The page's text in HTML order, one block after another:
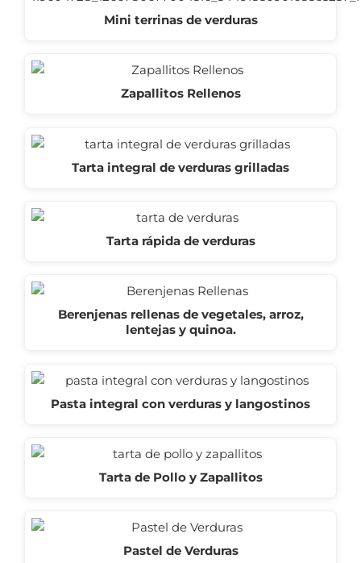
Mini terrinas de verduras
Zapallitos Rellenos
Tarta integral de verduras grilladas
Tarta rápida de verduras
Berenjenas rellenas de vegetales, arroz,
lentejas y quinoa.
Pasta integral con verduras y langostinos
Tarta de Pollo y Zapallitos
Pastel de Verduras